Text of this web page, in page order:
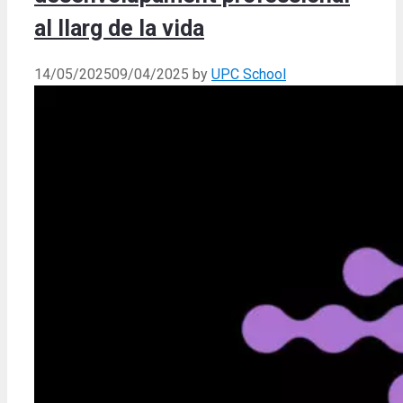
al llarg de la vida
14/05/202509/04/2025 by UPC School